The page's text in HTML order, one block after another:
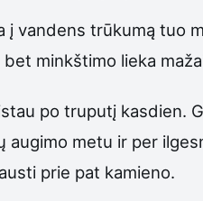
į vandens trūkumą tuo
minkštimo lieka
po truputį kasdien.
augimo metu ir per
prie pat kamieno.